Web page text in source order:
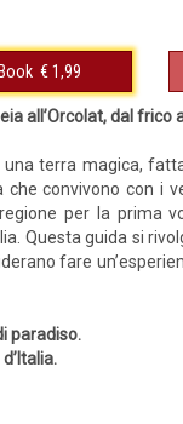
€ 1,99
all’Orcolat, dal
una terra magica,
che convivono con i
per la prima
Questa guida si
fare
paradiso.